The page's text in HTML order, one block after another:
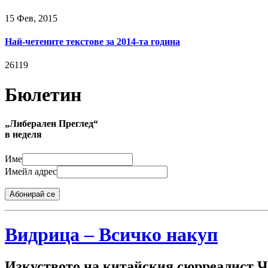
15 Фев, 2015
Най-четените текстове за 2014-та година
26119
Бюлетин
„Либерален Преглед“
в неделя
Име
Имейл адрес
Абонирай се
Видрица – Всичко накуп